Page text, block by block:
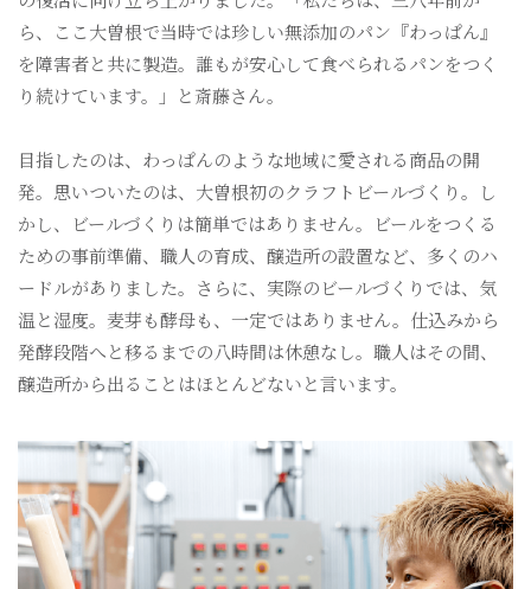
ら、ここ大曽根で当時では珍しい無添加のパン『わっぱん』
を障害者と共に製造。誰もが安心して食べられるパンをつく
り続けています。」と斎藤さん。
目指したのは、わっぱんのような地域に愛される商品の開
発。思いついたのは、大曽根初のクラフトビールづくり。し
かし、ビールづくりは簡単ではありません。ビールをつくる
ための事前準備、職人の育成、醸造所の設置など、多くのハ
ードルがありました。さらに、実際のビールづくりでは、気
温と湿度。麦芽も酵母も、一定ではありません。仕込みから
発酵段階へと移るまでの八時間は休憩なし。職人はその間、
醸造所から出ることはほとんどないと言います。